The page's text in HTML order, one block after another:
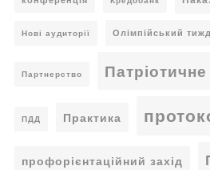
Нові аудиторії Олімпійський
Партнерство
ПДД Практика
профорієнтаційний захід